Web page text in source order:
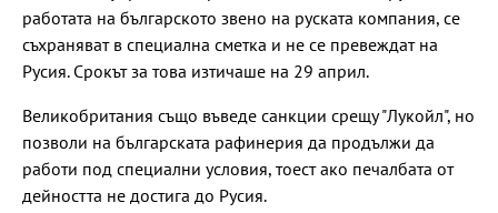
работата на българското звено на руската компания, се
съхраняват в специална сметка и не се превеждат на
Русия. Срокът за това изтичаше на 29 април.
Великобритания също въведе санкции срещу "Лукойл", но
позволи на българската рафинерия да продължи да
работи под специални условия, тоест ако печалбата от
дейността не достига до Русия.